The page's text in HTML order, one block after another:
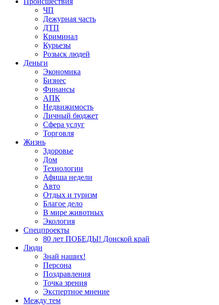
ЧП
Дежурная часть
ДТП
Криминал
Курьезы
Розыск людей
Деньги
Экономика
Бизнес
Финансы
АПК
Недвижимость
Личный бюджет
Сфера услуг
Торговля
Жизнь
Здоровье
Дом
Технологии
Афиша недели
Авто
Отдых и туризм
Благое дело
В мире животных
Экология
Спецпроекты
80 лет ПОБЕДЫ! Донской край
Люди
Знай наших!
Персона
Поздравления
Точка зрения
Экспертное мнение
Между тем